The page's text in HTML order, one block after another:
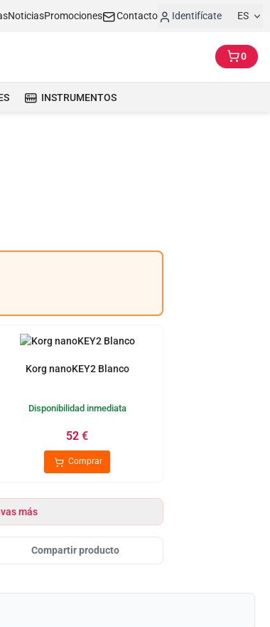
NoticiasPromociones Contacto Identifícate ES
0
INSTRUMENTOS
Korg nanoKEY2 Blanco
Disponibilidad inmediata
52 €
Comprar
más
Compartir producto